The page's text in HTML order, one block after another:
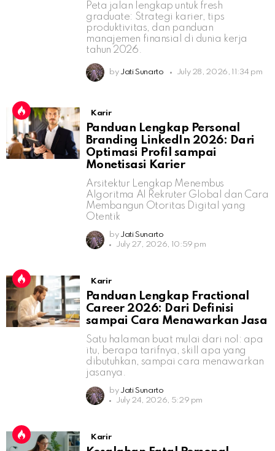
Peta jalan lengkap untuk fresh
graduate: Strategi karier, tips
produktivitas, dan panduan
manajemen finansial di dunia kerja
tahun 2026.
by Jati Sunarto July 28, 2026, 11:34 pm
Karir
Panduan Lengkap Personal
Branding LinkedIn 2026: Dari
Optimasi Profil sampai
Monetisasi Karier
Arsitektur Lengkap Menembus
Algoritma AI Rekruter Global dan Cara
Membangun Otoritas Digital yang
Otentik
by Jati Sunarto
July 27, 2026, 10:59 pm
Karir
Panduan Lengkap Fractional
Career 2026: Dari Definisi
sampai Cara Menawarkan Jasa
Satu halaman buat mulai dari nol: apa
itu, berapa tarifnya, skill apa yang
dibutuhkan, sampai cara menawarkan
jasanya.
by Jati Sunarto
July 24, 2026, 5:29 pm
Karir